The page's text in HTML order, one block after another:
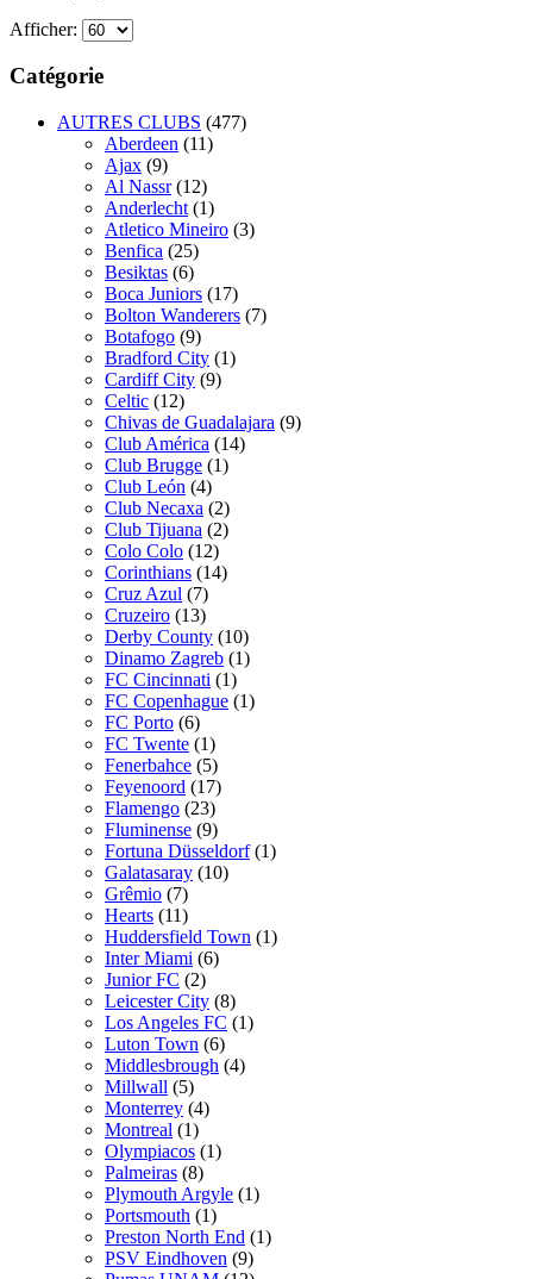
Afficher:
Catégorie
AUTRES CLUBS (477)
Aberdeen (11)
Ajax (9)
Al Nassr (12)
Anderlecht (1)
Atletico Mineiro (3)
Benfica (25)
Besiktas (6)
Boca Juniors (17)
Bolton Wanderers (7)
Botafogo (9)
Bradford City (1)
Cardiff City (9)
Celtic (12)
Chivas de Guadalajara (9)
Club América (14)
Club Brugge (1)
Club León (4)
Club Necaxa (2)
Club Tijuana (2)
Colo Colo (12)
Corinthians (14)
Cruz Azul (7)
Cruzeiro (13)
Derby County (10)
Dinamo Zagreb (1)
FC Cincinnati (1)
FC Copenhague (1)
FC Porto (6)
FC Twente (1)
Fenerbahce (5)
Feyenoord (17)
Flamengo (23)
Fluminense (9)
Fortuna Düsseldorf (1)
Galatasaray (10)
Grêmio (7)
Hearts (11)
Huddersfield Town (1)
Inter Miami (6)
Junior FC (2)
Leicester City (8)
Los Angeles FC (1)
Luton Town (6)
Middlesbrough (4)
Millwall (5)
Monterrey (4)
Montreal (1)
Olympiacos (1)
Palmeiras (8)
Plymouth Argyle (1)
Portsmouth (1)
Preston North End (1)
PSV Eindhoven (9)